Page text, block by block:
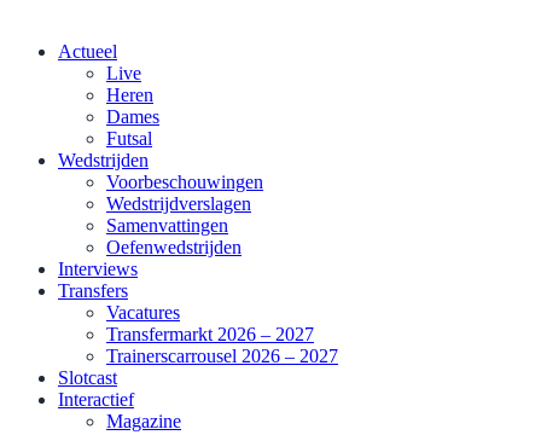
Actueel
Live
Heren
Dames
Futsal
Wedstrijden
Voorbeschouwingen
Wedstrijdverslagen
Samenvattingen
Oefenwedstrijden
Interviews
Transfers
Vacatures
Transfermarkt 2026 – 2027
Trainerscarrousel 2026 – 2027
Slotcast
Interactief
Magazine